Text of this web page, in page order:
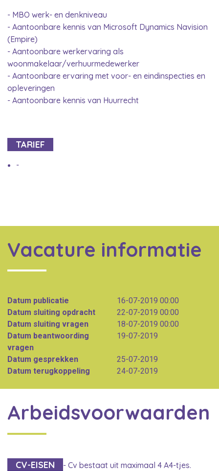
- MBO werk- en denkniveau
- Aantoonbare kennis van Microsoft Dynamics Navision
(Empire)
- Aantoonbare werkervaring als
woonmakelaar/verhuurmedewerker
- Aantoonbare ervaring met voor- en eindinspecties en
opleveringen
- Aantoonbare kennis van Huurrecht
TARIEF
-
Vacature informatie
Datum publicatie
16-07-2019 00:00
Datum sluiting opdracht
22-07-2019 00:00
Datum sluiting vragen
18-07-2019 00:00
Datum beantwoording
vragen
19-07-2019
Datum gesprekken
25-07-2019
Datum terugkoppeling
24-07-2019
Arbeidsvoorwaarden
CV-EISEN - Cv bestaat uit maximaal 4 A4-tjes.